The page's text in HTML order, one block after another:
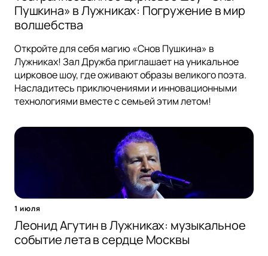
Пушкина» в Лужниках: Погружение в мир
волшебства
Откройте для себя магию «Снов Пушкина» в
Лужниках! Зал Дружба приглашает на уникальное
цирковое шоу, где оживают образы великого поэта.
Насладитесь приключениями и инновационными
технологиями вместе с семьей этим летом!
1 июля
Леонид Агутин в Лужниках: музыкальное
событие лета в сердце Москвы